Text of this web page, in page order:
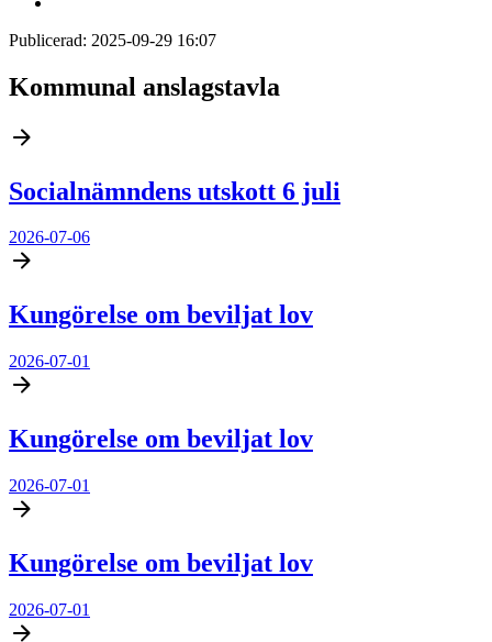
Publicerad: 2025-09-29 16:07
Kommunal anslagstavla
Socialnämndens utskott 6 juli
2026-07-06
Kungörelse om beviljat lov
2026-07-01
Kungörelse om beviljat lov
2026-07-01
Kungörelse om beviljat lov
2026-07-01